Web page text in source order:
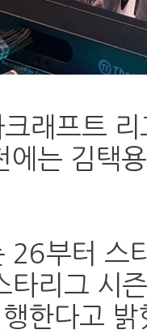
래프트
에는 김택
26부터 스
타리그 시
한다고